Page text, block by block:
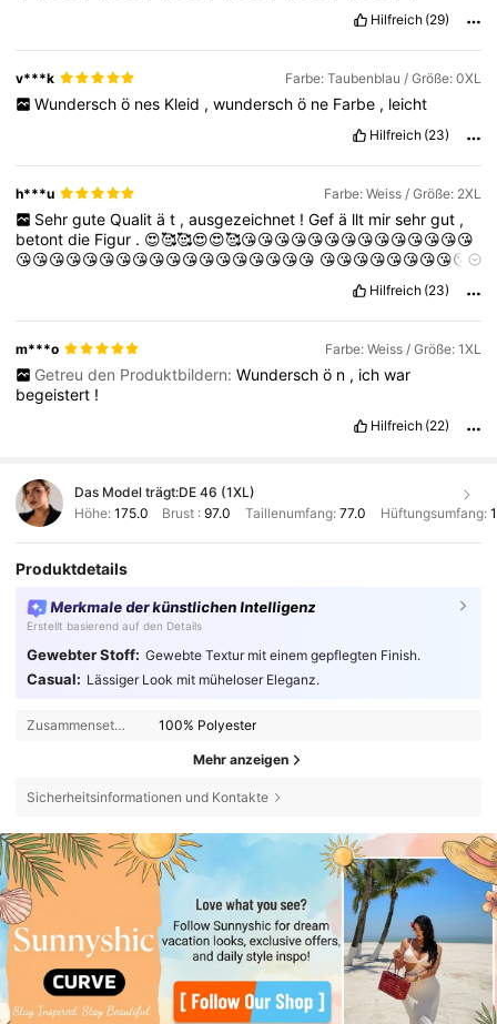
Hilfreich (29)
v***k Farbe: Taubenblau / Größe: 0XL
Wundersch ö nes Kleid , wundersch ö ne Farbe , leicht
Hilfreich (23)
h***u Farbe: Weiss / Größe: 2XL
Sehr gute Qualit ä t , ausgezeichnet ! Gef ä llt mir sehr gut ,
betontdie Figur . 😍🥰🥰😍😍🥰😘😘😘😘😘😘😘😘😘😘😘😘😘😘
😘😘😘😘😘😘😘😘😘😘😘😘😘😘😘😘😘😘 😘😘😘😘😘😘😘😘😘
😘😘😘😘😘😘😘😘😘😘😘😘😘😘😘😘😘😘😘😘😘😘😘😘😘😛😘
😛😘😛😛😛😛😛😛😛😛😛😛💋💋💋💋💋💋💋💋💋💋💋💋💋💋❤️❤️
❤️❤️❤️❤️❤️❤️❤️❤️❤️❤️❤️❤️❤️❤️
Hilfreich (23)
m***o Farbe: Weiss / Größe: 1XL
Getreu den Produktbildern: Wundersch ö n , ich war
begeistert !
Hilfreich (22)
Das Model trägt:DE 46 (1XL)
Höhe: 175.0 Brust :97.0 Taillenumfang: 77.0 Hüftungsumfang:
Produktdetails
Merkmale der künstlichen Intelligenz
Erstellt basierend auf den Details
Gewebter Stoff: Gewebte Textur mit einem gepflegten Finish.
Casual: Lässiger Look mit müheloser Eleganz.
Zusammensetzung: 100% Polyester
Mehr anzeigen
Sicherheitsinformationen und Kontakte